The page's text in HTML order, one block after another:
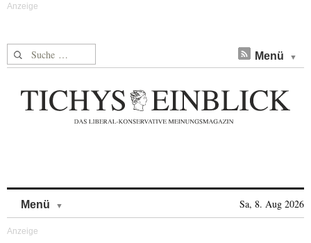
Suche nach: Menü
Menü Sa, 8. Aug 2026